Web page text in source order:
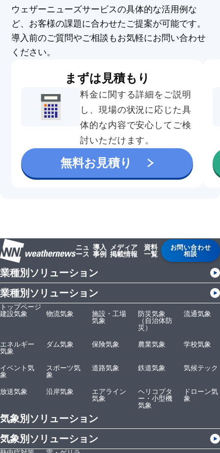
ウェザーニューズサービスの具体的な活用例な
ど、お客様の課題に合わせたご提案が可能です。
導入前のご質問やご相談もお気軽にお問い合わせ
ください。
まずは見積もり
料金に関する詳細をご説明
し、現場の状況に応じた具
体的な内容で安心してご検
討いただけます。
無料お見積り
ニュ
ース
導入
事例
メディア
掲載情報
資料
一覧
お問い合わせ
相談
業種別ソリューション
業種別ソリューション
トップページ
建設気象
物流気象
施設・工場
気象
防災気象
（自治体防
災）
流通気象
エネルギー
気象
ダム気象 保険気象 農業気象 学校気象
イベント気
象
スポーツ気
象
道路気象 鉄道気象 気候テック
放送気象 沿岸気象
エアライン
気象
ヘリコプタ
ー・小型機
気象
ドローン気
象
気象別ソリューション
気象別ソリューション